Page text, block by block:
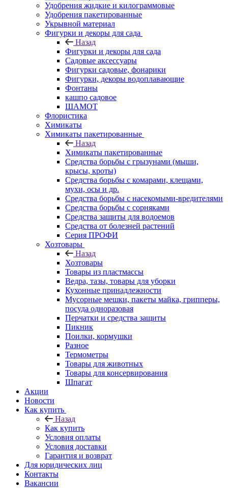
Удобрения жидкие и килограммовые
Удобрения пакетированные
Укрывной материал
Фигурки и декоры для сада
Назад
Фигурки и декоры для сада
Садовые аксессуары
Фигурки садовые, фонарики
Фигурки, декоры водоплавающие
Фонтаны
кашпо садовое
ШАМОТ
Флористика
Химикаты
Химикаты пакетированные
Назад
Химикаты пакетированные
Средства борьбы с грызунами (мыши,
крысы, кроты)
Средства борьбы с комарами, клещами,
мухи, осы и др.
Средства борьбы с насекомыми-вредителями
Средства борьбы с сорняками
Средства защиты для водоемов
Средства от болезней растений
Серия ПРОФИ
Хозтовары
Назад
Хозтовары
Товары из пластмассы
Ведра, тазы, товары для уборки
Кухонные принадлежности
Мусорные мешки, пакеты майка, грипперы,
посуда одноразовая
Перчатки и средства защиты
Пикник
Поилки, кормушки
Разное
Термометры
Товары для животных
Товары для консервирования
Шпагат
Акции
Новости
Как купить
Назад
Как купить
Условия оплаты
Условия доставки
Гарантия и возврат
Для юридических лиц
Контакты
Вакансии